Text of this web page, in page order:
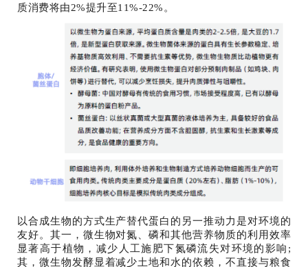
质消费将由2%提升至11%-22%。
以合成生物的方式生产替代蛋白的另一推动力是对环境的
友好。其一，微生物对氮、磷和其他营养物质的利用效率
显著高于植物，减少人工施肥下氮磷流失对环境的影响;
其，微生物发酵显着减少土地和水的依赖，不直接与粮食